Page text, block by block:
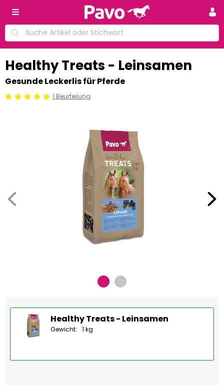
Healthy Treats - Leinsamen
Gesunde Leckerlis für Pferde
Beoordeling: 5/5 1 Beurteilung
Healthy Treats - Leinsamen
Gewicht: 1 kg